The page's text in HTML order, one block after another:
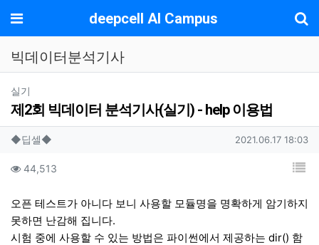
메뉴 deepcell AI Campus
빅데이터분석기사
실기
제2회 빅데이터 분석기사(실기) - help 이용법
작성자 정보
◆딥셀◆ 작성일
2021.06.17 18:03
컨텐츠 정보
44,513 목
본문
오픈 테스트가 아니다 보니 사용할 모듈명을 명확하게 암기하지
못하면 난감해 집니다.
시험 중에 사용할 수 있는 방법은 파이썬에서 제공하는 dir() 함